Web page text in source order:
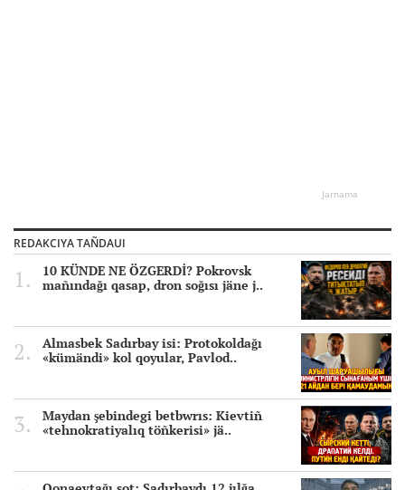
Jarnama
REDAKCIYA TAÑDAUI
10 KÜNDE NE ÖZGERDİ? Pokrovsk
mañındağı qasap, dron soğısı jäne j..
Almasbek Sadırbay isi: Protokoldağı
«kümändi» kol qoyular, Pavlod..
Maydan şebindegi betbwrıs: Kievtiñ
«tehnokratiyalıq töñkerisi» jä..